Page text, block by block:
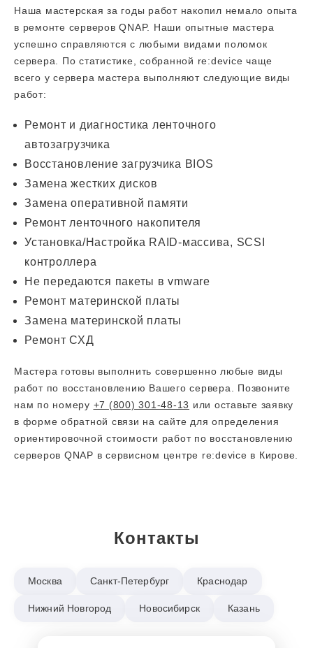
Наша мастерская за годы работ накопил немало опыта
в ремонте серверов QNAP. Наши опытные мастера
успешно справляются с любыми видами поломок
сервера. По статистике, собранной re:device чаще
всего у сервера мастера выполняют следующие виды
работ:
Ремонт и диагностика ленточного
автозагрузчика
Восстановление загрузчика BIOS
Замена жестких дисков
Замена оперативной памяти
Ремонт ленточного накопителя
Установка/Настройка RAID-массива, SCSI
контроллера
Не передаются пакеты в vmware
Ремонт материнской платы
Замена материнской платы
Ремонт СХД
Мастера готовы выполнить совершенно любые виды
работ по восстановлению Вашего сервера. Позвоните
нам по номеру +7 (800) 301-48-13 или оставьте заявку
в форме обратной связи на сайте для определения
ориентировочной стоимости работ по восстановлению
серверов QNAP в сервисном центре re:device в Кирове.
Контакты
Москва Санкт-Петербург Краснодар
Нижний Новгород Новосибирск Казань